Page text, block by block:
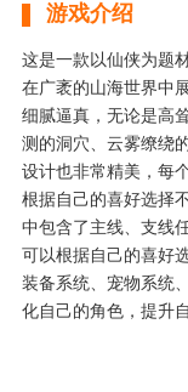
游戏介绍
这是一款以仙侠为题
在广袤的山海世界中
细腻逼真，无论是高
测的洞穴、云雾缭绕
设计也非常精美，每
根据自己的喜好选择
中包含了主线、支线
可以根据自己的喜好
装备系统、宠物系统
化自己的角色，提升